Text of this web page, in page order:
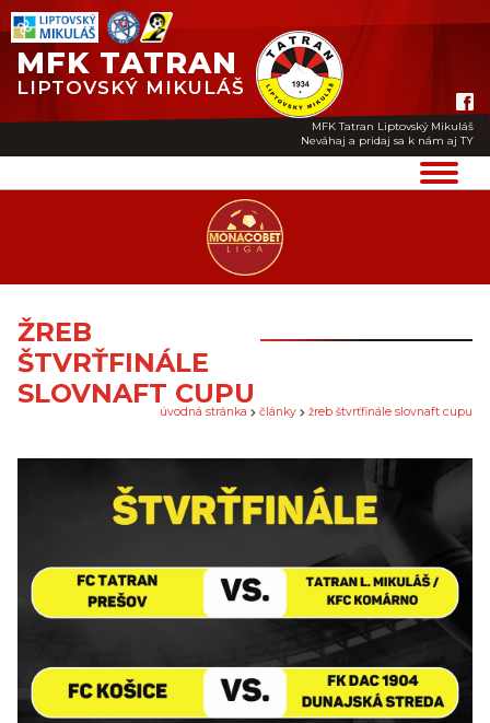
MFK TATRAN
LIPTOVSKÝ MIKULÁŠ
MFK Tatran Liptovský Mikuláš
Neváhaj a pridaj sa k nám aj TY
ŽREB
ŠTVRŤFINÁLE
SLOVNAFT CUPU
úvodná stránka články žreb štvrťfinále slovnaft cupu